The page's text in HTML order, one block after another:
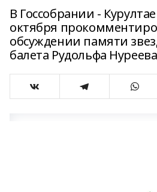
В Госсобрании -
октября
обсуждении памяти
балета Рудольфа